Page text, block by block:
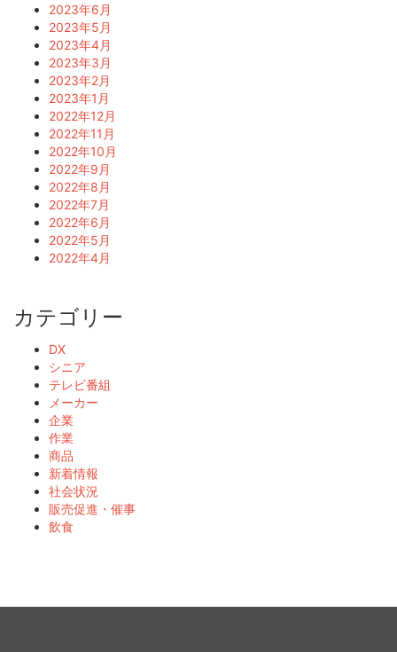
2023年6月
2023年5月
2023年4月
2023年3月
2023年2月
2023年1月
2022年12月
2022年11月
2022年10月
2022年9月
2022年8月
2022年7月
2022年6月
2022年5月
2022年4月
カテゴリー
DX
シニア
テレビ番組
メーカー
企業
作業
商品
新着情報
社会状況
販売促進・催事
飲食